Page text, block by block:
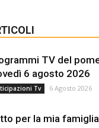
TV del
6 agosto 2026
Tv 6 Agosto 2026
per la mia